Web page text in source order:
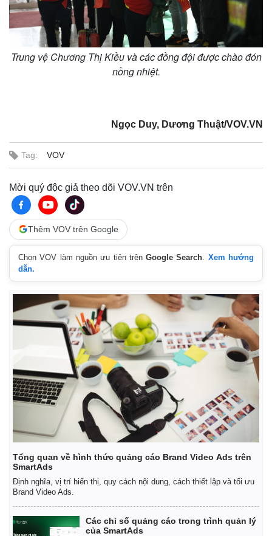
Trung vệ Chương Thị Kiều và các đồng đội được chào đón
nồng nhiệt.
Ngọc Duy, Dương Thuật/VOV.VN
Tag: VOV
Mời quý độc giả theo dõi VOV.VN trên
Thêm VOV trên Google
Chọn VOV làm nguồn ưu tiên trênGoogle Search
Xem hướng
dẫn.
Tổng quan về hình thức quảng cáo Brand Video Ads trên
SmartAds
Định nghĩa, vị trí hiển thị, quy cách nội dung, cách thiết lập và tối ưu
Brand Video Ads.
Các chỉ số quảng cáo trong trình quản lý
của SmartAds